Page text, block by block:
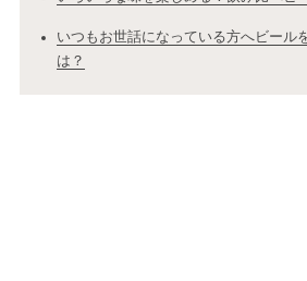
いつもお世話になっている方へビール
は？